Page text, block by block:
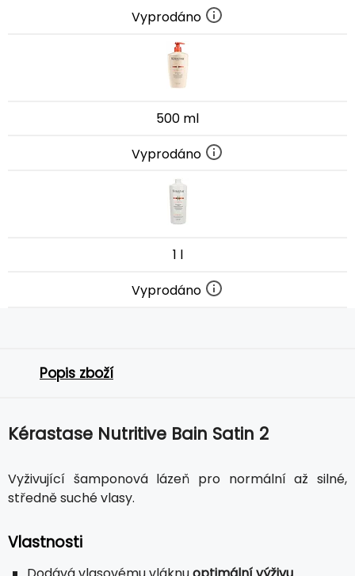
Vyprodáno
500 ml
Vyprodáno
1 l
Vyprodáno
Popis zboží
Kérastase Nutritive Bain Satin 2
Vyživující šamponová lázeň pro normální až silné,
středně suché vlasy.
Vlastnosti